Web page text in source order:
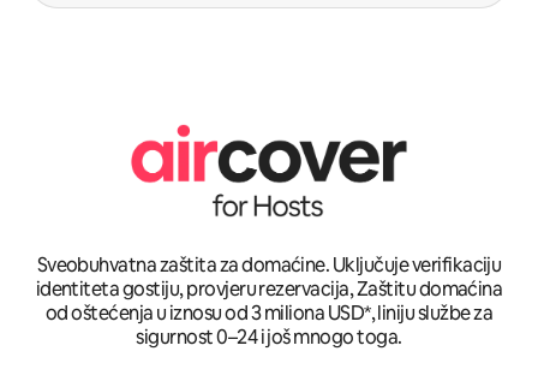
Sveobuhvatna zaštita za domaćine. Uključuje verifikaciju
identiteta gostiju, provjeru rezervacija, Zaštitu domaćina
od oštećenja u iznosu od 3 miliona USD*, liniju službe za
sigurnost 0–24 i još mnogo toga.